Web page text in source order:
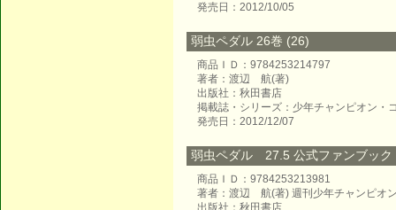
発売日：2012/10/05
弱虫ペダル 26巻 (26)
商品ＩＤ：9784253214797
著者：渡辺 航(著)
出版社：秋田書店
掲載誌・シリーズ：少年チャンピオン・
発売日：2012/12/07
弱虫ペダル 27.5 公式ファンブック
商品ＩＤ：9784253213981
著者：渡辺 航(著) 週刊少年チャンピオ
出版社：秋田書店